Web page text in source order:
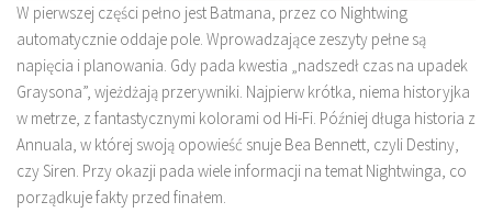
W pierwszej części pełno jest Batmana, przez co Nightwing
automatycznie oddaje pole. Wprowadzające zeszyty pełne są
napięcia i planowania. Gdy pada kwestia „nadszedł czas na upadek
Graysona”, wjeżdżają przerywniki. Najpierw krótka, niema historyjka
w metrze, z fantastycznymi kolorami od Hi-Fi. Później długa historia z
Annuala, w której swoją opowieść snuje Bea Bennett, czyli Destiny,
czy Siren. Przy okazji pada wiele informacji na temat Nightwinga, co
porządkuje fakty przed finałem.